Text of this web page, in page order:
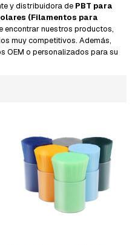
y distribuidora de PBT para
(Filamentos para
encontrar nuestros productos,
muy competitivos. Además,
OEM o personalizados para su